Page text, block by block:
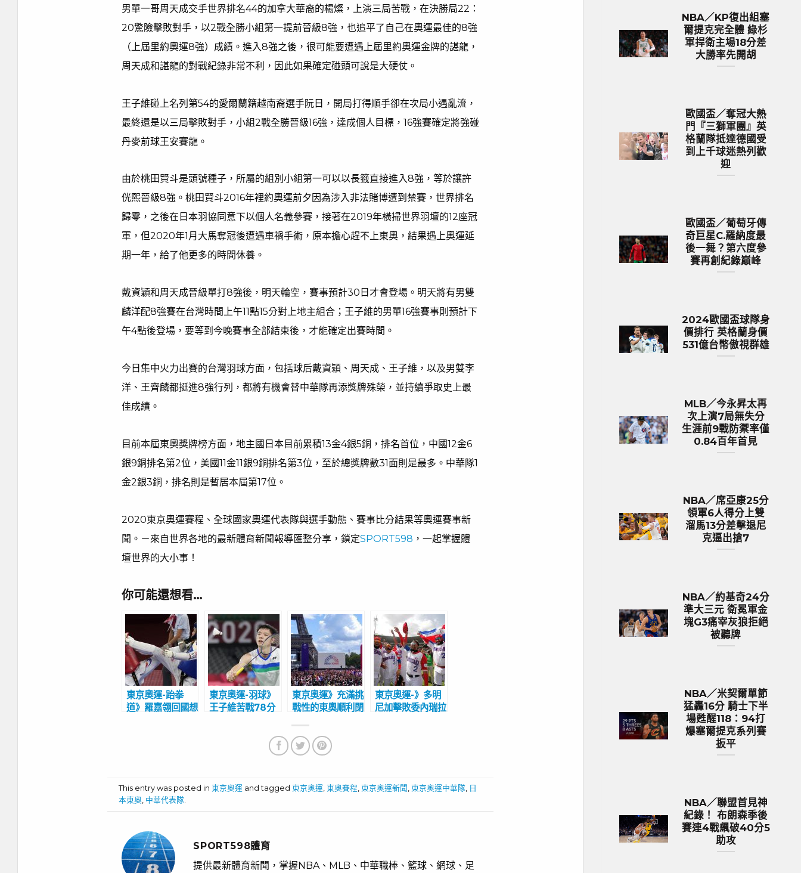
男單一哥周天成交手世界排名44的加拿大華裔的楊燦，上演三局苦戰，在決勝局22：
20驚險擊敗對手，以2戰全勝小組第一提前晉級8強，也追平了自己在奧運最佳的8強
（上屆里約奧運8強）成績。進入8強之後，很可能要遭遇上屆里約奧運金牌的諶龍，
周天成和諶龍的對戰紀錄非常不利，因此如果確定碰頭可說是大硬仗。
王子維碰上名列第54的愛爾蘭籍越南裔選手阮日，開局打得順手卻在次局小遇亂流，
最終還是以三局擊敗對手，小組2戰全勝晉級16強，達成個人目標，16強賽確定將強碰
丹麥前球王安賽龍。
由於桃田賢斗是頭號種子，所屬的組別小組第一可以以長籤直接進入8強，等於讓許
侊熙晉級8強。桃田賢斗2016年裡約奧運前夕因為涉入非法賭博遭到禁賽，世界排名
歸零，之後在日本羽協同意下以個人名義參賽，接著在2019年橫掃世界羽壇的12座冠
軍，但2020年1月大馬奪冠後遭遇車禍手術，原本擔心趕不上東奧，結果遇上奧運延
期一年，給了他更多的時間休養。
戴資穎和周天成晉級單打8強後，明天輪空，賽事預計30日才會登場。明天將有男雙
麟洋配8強賽在台灣時間上午11點15分對上地主組合；王子維的男單16強賽事則預計下
午4點後登場，要等到今晚賽事全部結束後，才能確定出賽時間。
今日集中火力出賽的台灣羽球方面，包括球后戴資穎、周天成、王子維，以及男雙李
洋、王齊麟都挺進8強行列，都將有機會替中華隊再添獎牌殊榮，並持續爭取史上最
佳成績。
目前本屆東奧獎牌榜方面，地主國日本目前累積13金4銀5銅，排名首位，中國12金6
銀9銅排名第2位，美國11金11銀9銅排名第3位，至於總獎牌數31面則是最多。中華隊1
金2銀3銅，排名則是暫居本屆第17位。
2020東京奧運賽程、全球國家奧運代表隊與選手動態、賽事比分結果等奧運賽事新
聞。－來自世界各地的最新體育新聞報導匯整分享，鎖定SPORT598 ，一起掌握體
壇世界的大小事！
你可能還想看…
東京奧運-跆拳
道》羅嘉翎回國想
東京奧運-羽球》
王子維苦戰78分
麥前球王安賽龍
東京奧運》充滿挑
戰性的東奧順利閉
東京奧運-》多明
尼加擊敗委內瑞拉
This entry was posted in東京奧運 and tagged東京奧運 ,東奧賽程 ,東京奧運新聞 ,東京奧運中華隊 日
本東奧 中華代表隊
SPORT598體育
提供最新體育新聞，掌握NBA、MLB、中華職棒、籃球、網球、足
NBA／KP復出組塞
爾提克完全體 綠杉
軍捍衛主場18分差
大勝率先開胡
歐國盃／奪冠大熱
門『三獅軍團』英
格蘭隊抵達德國受
到上千球迷熱列歡
迎
歐國盃／葡萄牙傳
奇巨星C.羅納度最
後一舞？第六度參
賽再創紀錄巔峰
2024歐國盃球隊身
價排行 英格蘭身價
531億台幣傲視群雄
MLB／今永昇太再
次上演7局無失分
生涯前9戰防禦率僅
0.84百年首見
NBA／席亞康25分
領軍6人得分上雙
溜馬13分差擊退尼
克逼出搶7
NBA／約基奇24分
準大三元 衛冕軍金
塊G3痛宰灰狼拒絕
被聽牌
NBA／米契爾單節
猛轟16分 騎士下半
場甦醒118：94打
爆塞爾提克系列賽
扳平
NBA／聯盟首見神
紀錄！ 布朗森季後
賽連4戰飆破40分5
助攻